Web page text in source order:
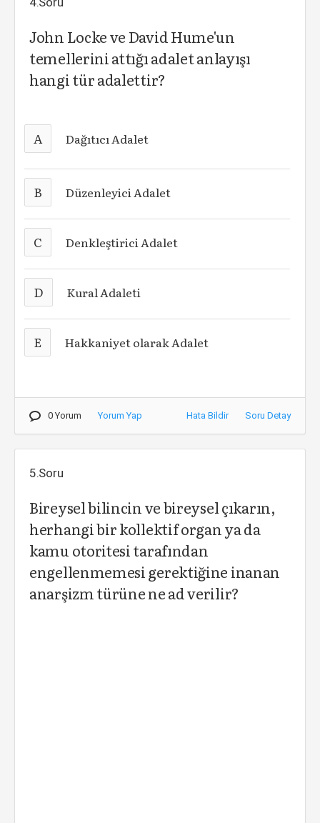
John Locke ve David Hume'un
temellerini attığı adalet anlayışı
hangi tür adalettir?
A Dağıtıcı Adalet
B Düzenleyici Adalet
C Denkleştirici Adalet
D Kural Adaleti
E Hakkaniyet olarak Adalet
0 Yorum Yorum Yap Hata Bildir Soru Detay
5.Soru
Bireysel bilincin ve bireysel çıkarın,
herhangi bir kollektif organ ya da
kamu otoritesi tarafından
engellenmemesi gerektiğine inanan
anarşizm türüne ne ad verilir?